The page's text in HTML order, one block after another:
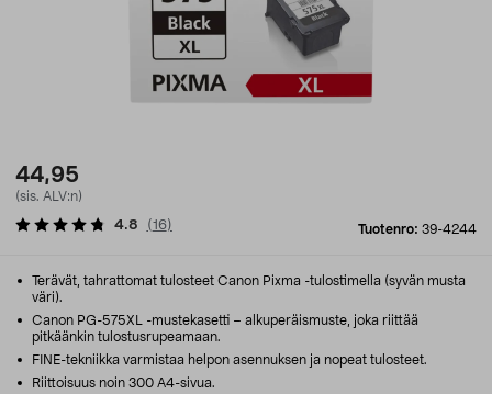
44,95
(sis. ALV:n)
Tuotenro: 39-4244
4.8 (16)
Terävät, tahrattomat tulosteet Canon Pixma -tulostimella (syvän musta
väri).
Canon PG-575XL -mustekasetti – alkuperäismuste, joka riittää
pitkäänkin tulostusrupeamaan.
FINE-tekniikka varmistaa helpon asennuksen ja nopeat tulosteet.
Riittoisuus noin 300 A4-sivua.